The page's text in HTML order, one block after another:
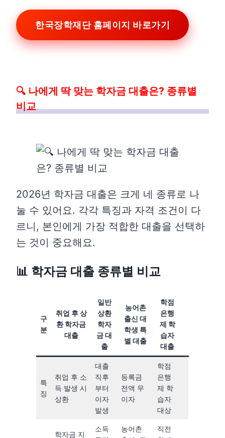
한국장학재단 홈페이지 바로가기
🔍 나에게 딱 맞는 학자금 대출은? 종류별
비교
2026년 학자금 대출은 크게 네 종류로 나
눌 수 있어요. 각각 특징과 자격 조건이 다
르니, 본인에게 가장 적합한 대출을 선택하
는 것이 중요해요.
📊 학자금 대출 종류별 비교
구
분
취업 후 상
환 학자금
대출
일반
상환
학자
금 대
출
농어촌
출신 대
학생 특
별 대출
학점
은행
제 학
습자
대출
특
징
취업 후 소
득 발생 시
상환
대출
직후
부터
이자
발생
등록금
전액 무
이자
학점
은행
제 학
습자
대상
학자금 지
소득
농어촌
직전